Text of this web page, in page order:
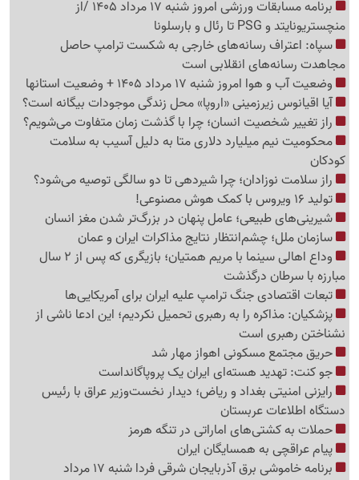
برنامه مسابقات ورزشی امروز شنبه 17 مرداد 1405 /از
منچستریونایتد و PSG تا رئال و بارسلونا
سپاه: اعتراف رسانه‌های خارجی به شکست ترامپ حاصل
مجاهدت رسانه‌های انقلابی است
وضعیت آب و هوا امروز شنبه 17 مرداد 1405 + وضعیت استانها
آیا اقیانوس زیرزمینی «اروپا» محل زندگی موجودات بیگانه است؟
راز تغییر شخصیت انسان؛ چرا با گذشت زمان متفاوت می‌شویم؟
محکومیت نیم میلیارد دلاری متا به دلیل آسیب به سلامت
کودکان
راز سلامت نوزادان؛ چرا شیردهی تا دو سالگی توصیه می‌شود؟
تولید 16 ویروس با کمک هوش مصنوعی!
شیرینی‌های طبیعی؛ عامل پنهان در بزرگ‌تر شدن مغز انسان
سازمان ملل؛ چشم‌انتظار نتایج مذاکرات ایران و عمان
وداع اهالی سینما با مریم همتیان؛ بازیگری که پس از 2 سال
مبارزه با سرطان درگذشت
تبعات اقتصادی جنگ ترامپ علیه ایران برای آمریکایی‌ها
پزشکیان: مذاکره را به رهبری تحمیل نکردیم؛ این ادعا ناشی از
نشناختن رهبری است
حریق مجتمع مسکونی اهواز مهار شد
جو کنت: تهدید هسته‌ای ایران یک پروپاگانداست
رایزنی امنیتی بغداد و ریاض؛ دیدار نخست‌وزیر عراق با رئیس
دستگاه اطلاعات عربستان
حملات به کشتی‌های اماراتی در تنگه هرمز
پیام عراقچی به همسایگان ایران
برنامه خاموشی برق آذربایجان شرقی فردا شنبه 17 مرداد